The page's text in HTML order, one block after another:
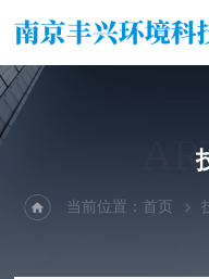
当前位置：首页